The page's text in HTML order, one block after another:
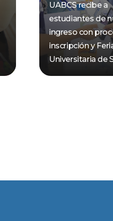
UABCS recibe a
estudiantes de
ingreso con
inscripción y
Universitaria de